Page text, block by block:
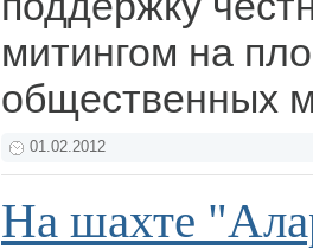
митингом на
общественных
01.02.2012
На шахте